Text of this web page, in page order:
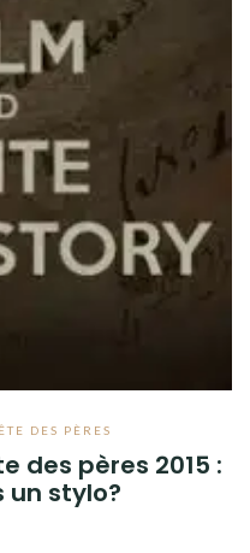
DES PÈRES
des pères 2015 :
un stylo?